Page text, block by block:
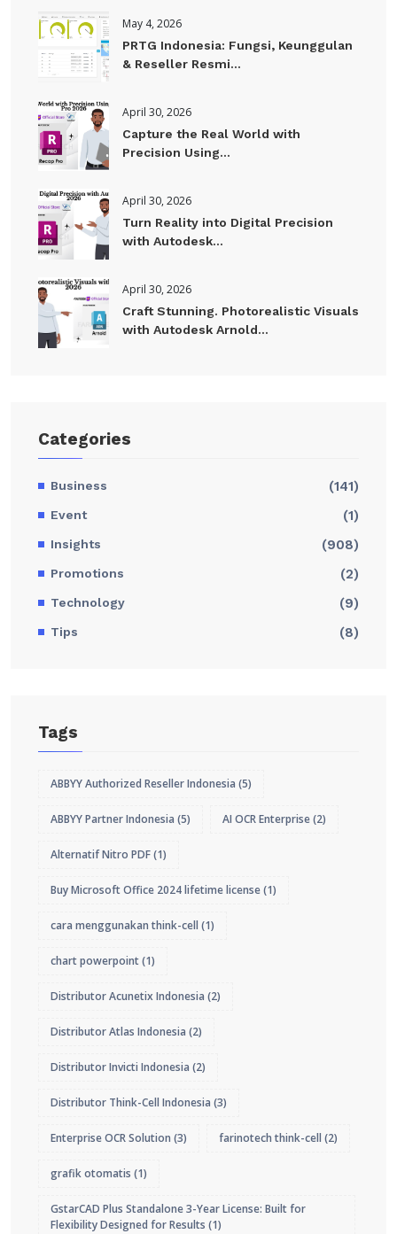
May 4, 2026
PRTG Indonesia: Fungsi, Keunggulan
& Reseller Resmi...
April 30, 2026
Capture the Real World with
Precision Using...
April 30, 2026
Turn Reality into Digital Precision
with Autodesk...
April 30, 2026
Craft Stunning. Photorealistic Visuals
with Autodesk Arnold...
Categories
Business (141)
Event (1)
Insights (908)
Promotions (2)
Technology (9)
Tips (8)
Tags
ABBYY Authorized Reseller Indonesia (5)
ABBYY Partner Indonesia (5) AI OCR Enterprise(2)
Alternatif Nitro PDF(1)
Buy Microsoft Office 2024 lifetime license(1)
cara menggunakan think-cell (1)
chart powerpoint(1)
Distributor Acunetix Indonesia (2)
Distributor Atlas Indonesia (2)
Distributor Invicti Indonesia (2)
Distributor Think-Cell Indonesia (3)
Enterprise OCR Solution (3) farinotech think-cell (2)
grafik otomatis (1)
GstarCAD Plus Standalone 3-Year License: Built for
Flexibility Designed for Results (1)